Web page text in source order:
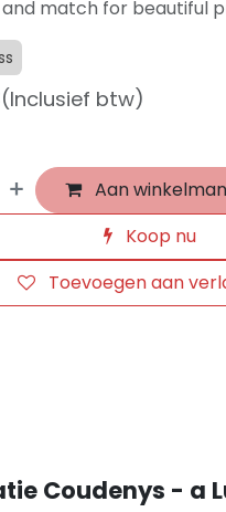
and match for beautiful
(Inclusief btw)
Aan
Koop nu
Toevoegen aan
Coudenys - a